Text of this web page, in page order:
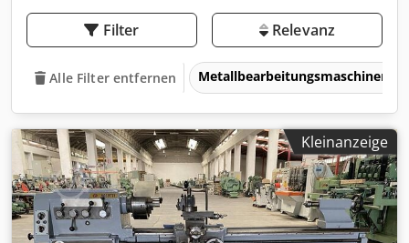
Filter Relevanz
Alle Filter entfernen Metallbearbeitungsmaschinen
Kleinanzeige